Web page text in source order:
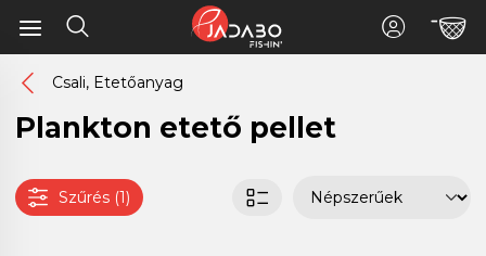
Csali, Etetőanyag
Plankton etető pellet
Szűrés (1)